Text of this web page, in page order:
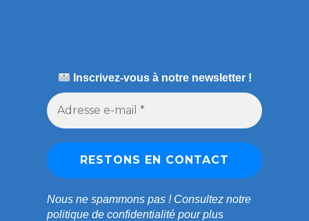
Inscrivez-vous à notre newsletter !
Nous ne spammons pas ! Consultez notre
politique de confidentialitépour plus